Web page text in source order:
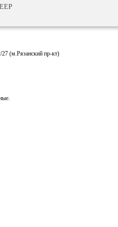
(м.Рязанский пр-кт)